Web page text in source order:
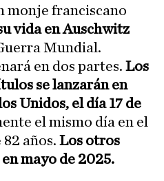
monje franciscano
vida en Auschwitz
Mundial.
en dos partes. Los
se lanzarán en
Unidos, el día 17 de
el mismo día en el
años. Los otros
mayo de 2025.